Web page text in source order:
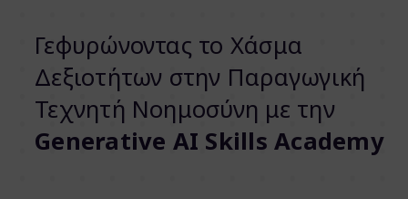
Γεφυρώνοντας το Χάσμα
Δεξιοτήτων στην Παραγωγική
Τεχνητή Νοημοσύνη με την
Generative AI Skills Academy